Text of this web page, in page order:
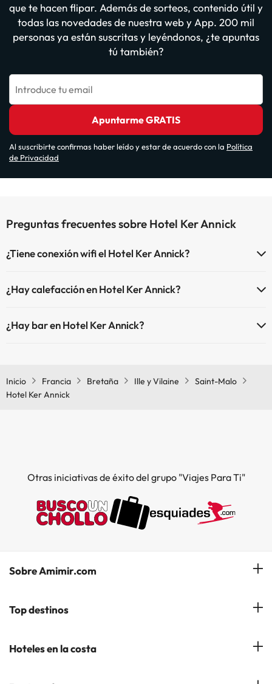
que te hacen flipar. Además de sorteos, contenido útil y
todas las novedades de nuestra web y App. 200 mil
personas ya están suscritas y leyéndonos, ¿te apuntas
tú también?
Introduce tu email
Apuntarme GRATIS
Al suscribirte confirmas haber leído y estar de acuerdo con la Política
de Privacidad
Preguntas frecuentes sobre Hotel Ker Annick
¿Tiene conexión wifi el Hotel Ker Annick?
¿Hay calefacción en Hotel Ker Annick?
¿Hay bar en Hotel Ker Annick?
Inicio Francia Bretaña Ille y Vilaine
Saint-Malo
Hotel Ker Annick
Otras iniciativas de éxito del grupo "Viajes Para Ti"
Sobre Amimir.com
¿Quiénes somos?
Gestionar mi reserva
Top destinos
Hoteles en Salou
Hoteles en la costa
Hoteles en la Costa Azahar